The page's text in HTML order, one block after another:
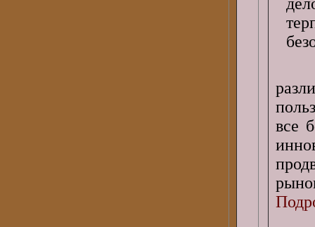
все